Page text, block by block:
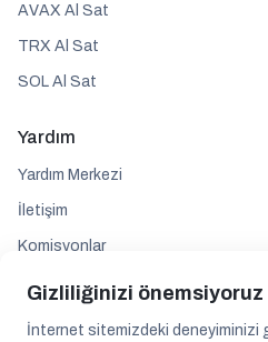
AVAX Al Sat
TRX Al Sat
SOL Al Sat
Yardım
Yardım Merkezi
İletişim
Komisyonlar
Takip edin
Gizliliğinizi önemsiyoruz
İnternet sitemizdeki deneyiminizi